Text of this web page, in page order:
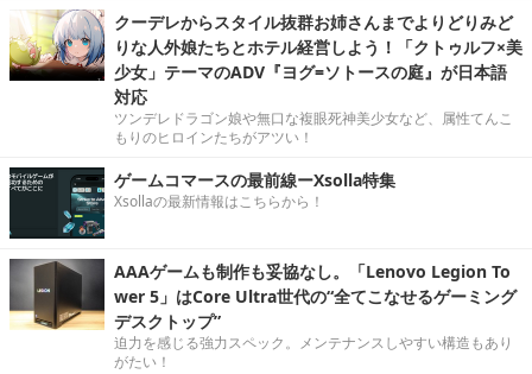
クーデレからスタイル抜群お姉さんまでよりどりみど
りな人外娘たちとホテル経営しよう！「クトゥルフ×美
少女」テーマのADV『ヨグ=ソトースの庭』が日本語
対応
ツンデレドラゴン娘や無口な複眼死神美少女など、属性てんこ
もりのヒロインたちがアツい！
ゲームコマースの最前線ーXsolla特集
Xsollaの最新情報はこちらから！
AAAゲームも制作も妥協なし。「Lenovo Legion To
wer 5」はCore Ultra世代の“全てこなせるゲーミング
デスクトップ”
迫力を感じる強力スペック。メンテナンスしやすい構造もあり
がたい！